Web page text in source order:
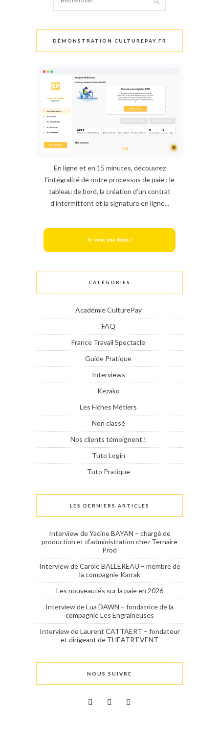
DÉMONSTRATION CULTUREPAY.FR
En ligne et en 15 minutes, découvrez
l’intégralité de notre processus de paie : le
tableau de bord, la création d’un contrat
d’intermittent et la signature en ligne...
Je veux une démo !
CATÉGORIES
Académie CulturePay
FAQ
France Travail Spectacle
Guide Pratique
Interviews
Kezako
Les Fiches Métiers
Non classé
Nos clients témoignent !
Tuto Login
Tuto Pratique
LES DERNIERS ARTICLES
Interview de Yacine BAYAN – chargé de
production et d’administration chez Ternaire
Prod
Interview de Carole BALLEREAU – membre de
la compagnie Karrak
Les nouveautés sur la paie en 2026
Interview de Lua DAWN – fondatrice de la
compagnie Les Engraineuses
Interview de Laurent CATTAERT – fondateur
et dirigeant de THEATR’EVENT
NOUS SUIVRE